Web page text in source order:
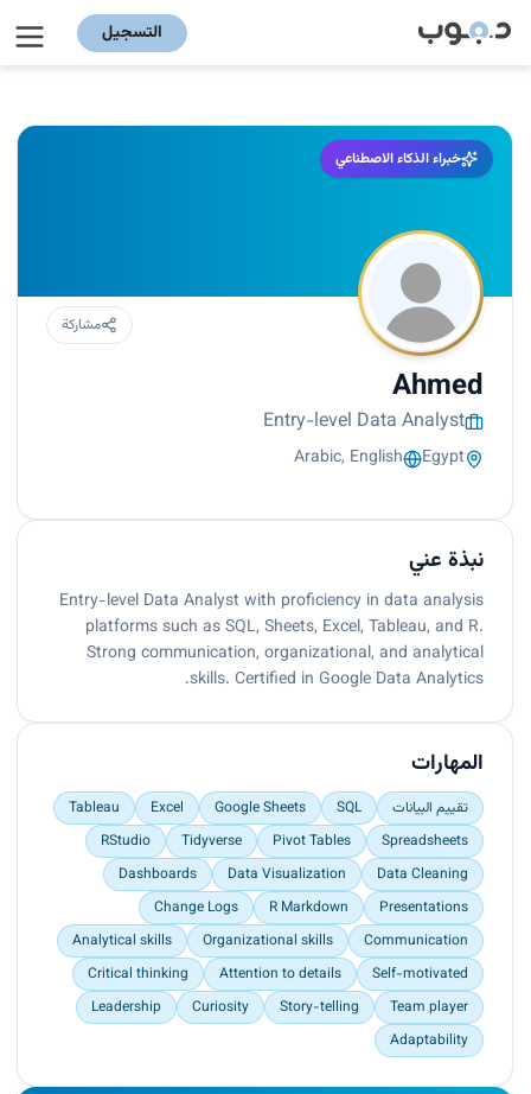
التسجيل
خبراء الذكاء الاصطناعي
مشاركة
Ahmed
Entry-level Data Analyst
Egypt
Arabic, English
نبذة عني
Entry-level Data Analyst with proficiency in data analysis
platforms such as SQL, Sheets, Excel, Tableau, and R.
Strong communication, organizational, and analytical
skills. Certified in Google Data Analytics.
المهارات
تقييم البيانات SQL
Google Sheets
Excel
Tableau
Spreadsheets
Pivot Tables
Tidyverse
RStudio
Data Cleaning
Data Visualization
Dashboards
Presentations
R Markdown
Change Logs
Communication
Organizational skills
Analytical skills
Self-motivated
Attention to details
Critical thinking
Team player
Story-telling
Curiosity
Leadership
Adaptability